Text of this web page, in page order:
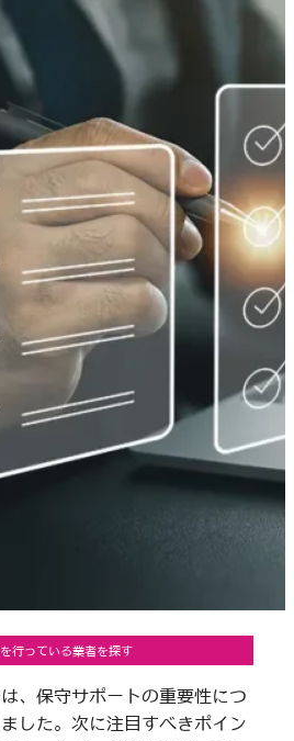
行っている業者を探す
、保守サポートの重要性につ
した。次に注目すべきポイン